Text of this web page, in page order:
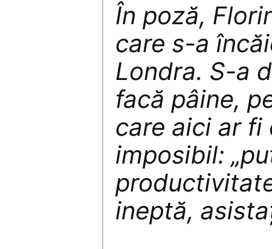
În poză,
care s-a
Londra. S-a
facă pâine,
care aici ar
imposibil:
ineptă,